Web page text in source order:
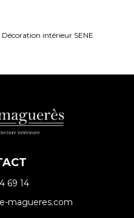
Décoration intérieur SENE
69 14
magueres.com